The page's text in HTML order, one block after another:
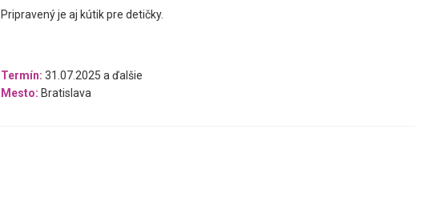
Pripravený je aj kútik pre detičky.
Termín: 31.07.2025 a ďalšie
Mesto: Bratislava